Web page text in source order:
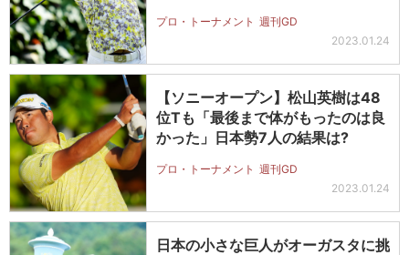
プロ・トーナメント 週刊GD
2023.01.24
【ソニーオープン】松山英樹は48
位Tも「最後まで体がもったのは良
かった」日本勢7人の結果は?
プロ・トーナメント 週刊GD
2023.01.24
日本の小さな巨人がオーガスタに挑